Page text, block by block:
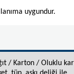
uygundur.
/ Karton / Oluklu